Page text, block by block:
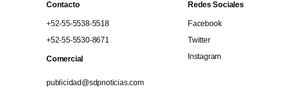
Contacto
+52-55-5538-5518
+52-55-5530-8671
Comercial
publicidad@sdpnoticias.com
Redes Sociales
Facebook
Twitter
Instagram